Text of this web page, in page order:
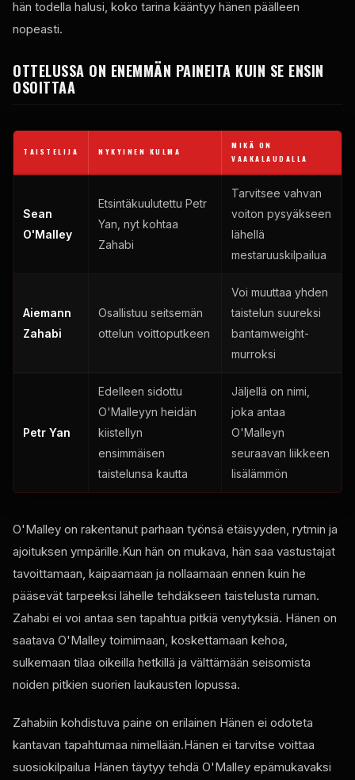
hän todella halusi, koko tarina kääntyy hänen päälleen
nopeasti.
OTTELUSSA ON ENEMMÄN PAINEITA KUIN SE ENSIN
OSOITTAA
TAISTELIJA NYKYINEN KULMA
MIKÄ ON
VAAKALAUDALLA
Sean
O'Malley
Etsintäkuulutettu Petr
Yan, nyt kohtaa
Zahabi
Tarvitsee vahvan
voiton pysyäkseen
lähellä
mestaruuskilpailua
Aiemann
Zahabi
Osallistuu seitsemän
ottelun voittoputkeen
Voi muuttaa yhden
taistelun suureksi
bantamweight-
murroksi
Petr Yan
Edelleen sidottu
O'Malleyyn heidän
kiistellyn
ensimmäisen
taistelunsa kautta
Jäljellä on nimi,
joka antaa
O'Malleyn
seuraavan liikkeen
lisälämmön
O'Malley on rakentanut parhaan työnsä etäisyyden, rytmin ja
ajoituksen ympärille.Kun hän on mukava, hän saa vastustajat
tavoittamaan, kaipaamaan ja nollaamaan ennen kuin he
pääsevät tarpeeksi lähelle tehdäkseen taistelusta ruman.
Zahabi ei voi antaa sen tapahtua pitkiä venytyksiä. Hänen on
saatava O'Malley toimimaan, koskettamaan kehoa,
sulkemaan tilaa oikeilla hetkillä ja välttämään seisomista
noiden pitkien suorien laukausten lopussa.
Zahabiin kohdistuva paine on erilainen Hänen ei odoteta
kantavan tapahtumaa nimellään.Hänen ei tarvitse voittaa
suosiokilpailua Hänen täytyy tehdä O'Malley epämukavaksi